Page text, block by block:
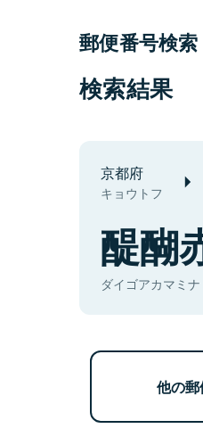
郵便番号検索
検索結果
京都府
キョウトフ
醍醐
ダイゴアカマミ
他の